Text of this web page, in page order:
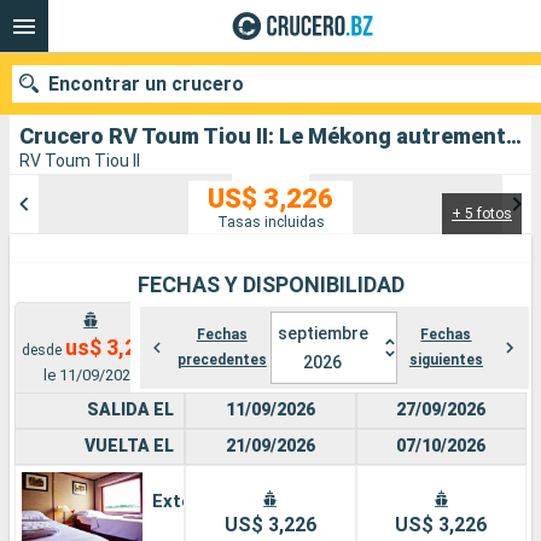
Crucero RV Toum Tiou II: Le Mékong autrement - Entre aventure et sites incontournables salida desde Siem Reap
RV Toum Tiou II
+ 5 fotos
US$ 3,226
Tasas incluidas
FECHAS Y DISPONIBILIDAD
desde us$ 3,226
le 11/09/2026
Fechas
precedentes
septiembre
2026
Fechas
siguientes
SALIDA EL
VUELTA EL
Exterior
11/09/2026
21/09/2026
US$ 3,226
27/09/2026
07/10/2026
US$ 3,226
Encontrar un crucero
Puertos Compañías
Buscar